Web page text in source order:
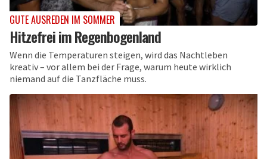
GUTE AUSREDEN IM SOMMER
Hitzefrei im Regenbogenland
Wenn die Temperaturen steigen, wird das Nachtleben
kreativ – vor allem bei der Frage, warum heute wirklich
niemand auf die Tanzfläche muss.